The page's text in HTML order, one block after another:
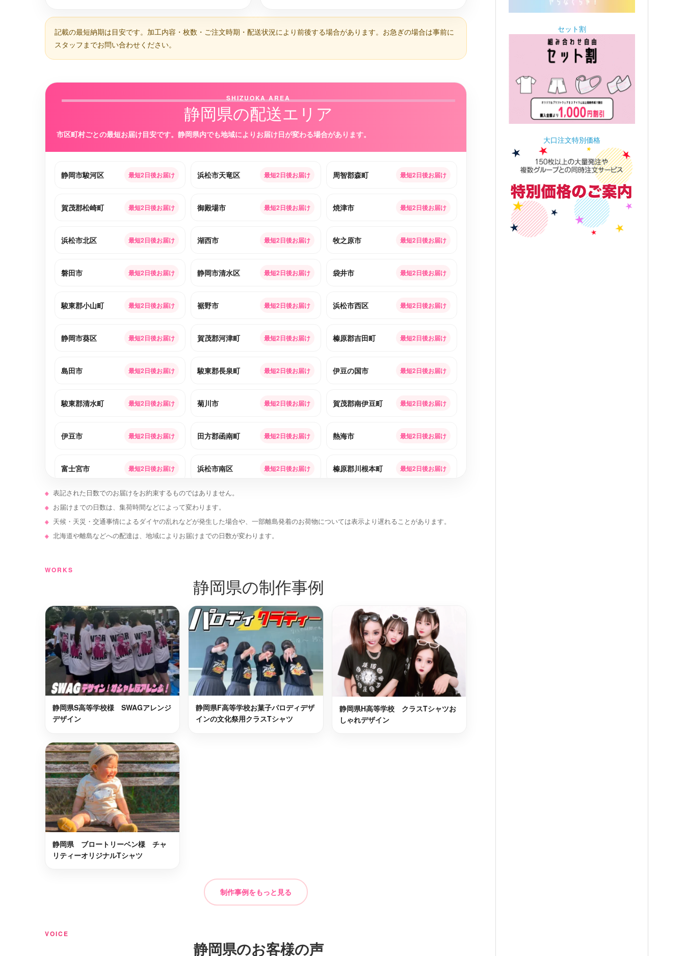
記載の最短納期は目安です。加工内容・枚数・ご注文時期・配送状況により前後する場合があります。お急ぎの場合は事前に
スタッフまでお問い合わせください。
SHIZUOKA AREA
静岡県の配送エリア
市区町村ごとの最短お届け目安です。静岡県内でも地域によりお届け日が変わる場合があります。
静岡市駿河区 最短2日後お届け 浜松市天竜区 最短2日後お届け 周智郡森町 最短2日後お届け
賀茂郡松崎町 最短2日後お届け 御殿場市 最短2日後お届け 焼津市 最短2日後お届け
浜松市北区 最短2日後お届け 湖西市 最短2日後お届け 牧之原市 最短2日後お届け
磐田市 最短2日後お届け 静岡市清水区 最短2日後お届け 袋井市 最短2日後お届け
駿東郡小山町 最短2日後お届け 裾野市 最短2日後お届け 浜松市西区 最短2日後お届け
静岡市葵区 最短2日後お届け 賀茂郡河津町 最短2日後お届け 榛原郡吉田町 最短2日後お届け
島田市 最短2日後お届け 駿東郡長泉町 最短2日後お届け 伊豆の国市 最短2日後お届け
駿東郡清水町 最短2日後お届け 菊川市 最短2日後お届け 賀茂郡南伊豆町 最短2日後お届け
伊豆市 最短2日後お届け 田方郡函南町 最短2日後お届け 熱海市 最短2日後お届け
富士宮市 最短2日後お届け 浜松市南区 最短2日後お届け 榛原郡川根本町 最短2日後お届け
富士市 最短2日後お届け 賀茂郡東伊豆町 最短2日後お届け
賀茂郡西伊豆町
浜松市浜北区 最短2日後お届け
御前崎市 最短2日後お届け
表記された日数でのお届けをお約束するものではありません。
お届けまでの日数は、集荷時間などによって変わります。
天候・天災・交通事情によるダイヤの乱れなどが発生した場合や、一部離島発着のお荷物については表示より遅れることがあります。
北海道や離島などへの配達は、地域によりお届けまでの日数が変わります。
WORKS
静岡県の制作事例
静岡県S高等学校様 SWAGアレンジ
デザイン
静岡県F高等学校お菓子パロディデザ
インの文化祭用クラスTシャツ
静岡県H高等学校 クラスTシャツお
しゃれデザイン
静岡県 ブロートリーベン様 チャ
リティーオリジナルTシャツ
制作事例をもっと見る
VOICE
静岡県のお客様の声
セット割
大口注文特別価格